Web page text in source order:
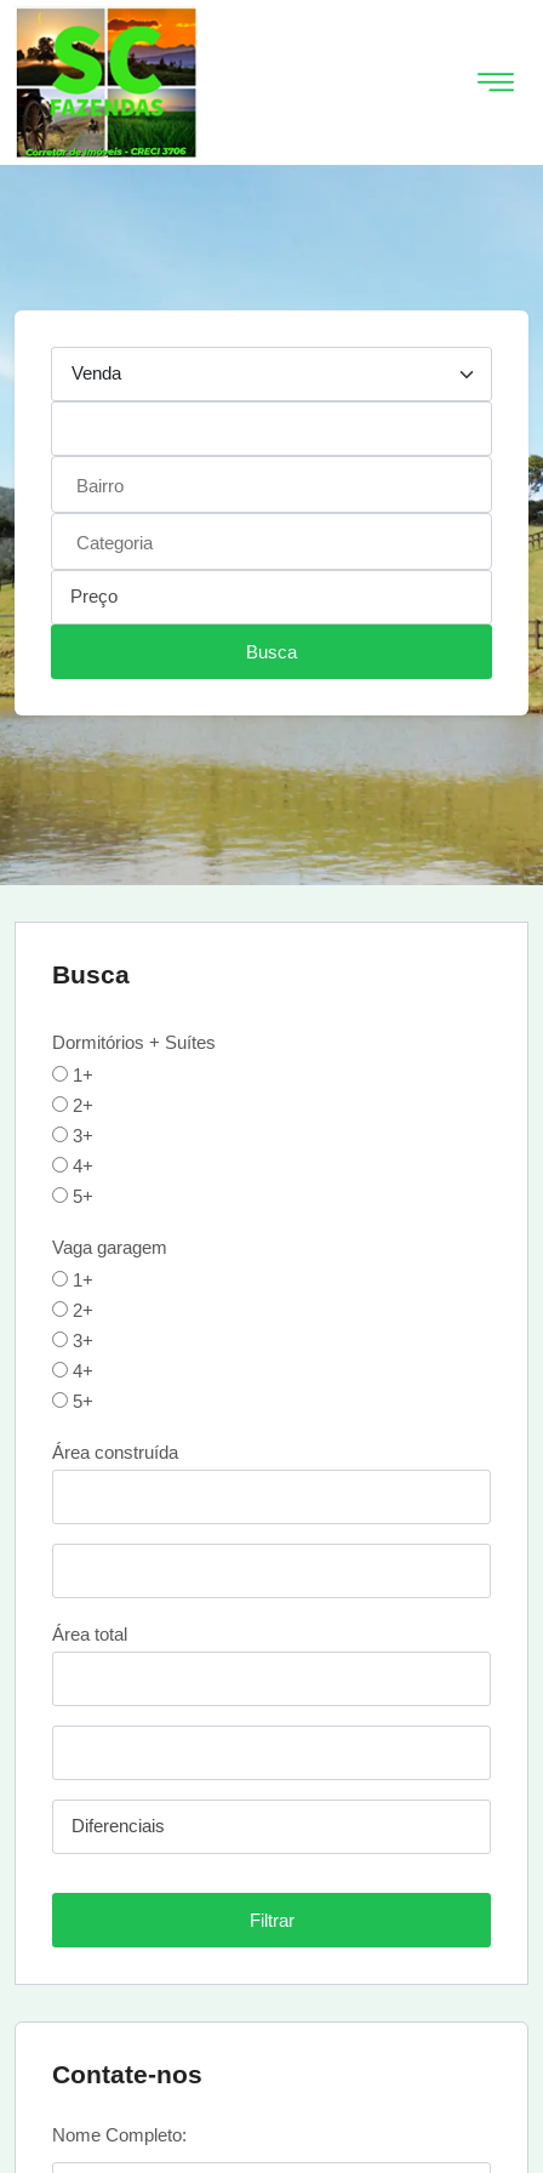
Preço
Busca
Busca
Dormitórios + Suítes
1+
2+
3+
4+
5+
Vaga garagem
1+
2+
3+
4+
5+
Área construída
Área total
Diferenciais
Filtrar
Contate-nos
Nome Completo: